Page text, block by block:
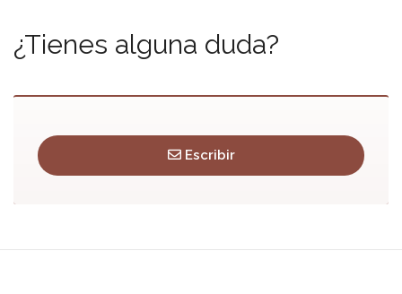
¿Tienes alguna duda?
Escribir